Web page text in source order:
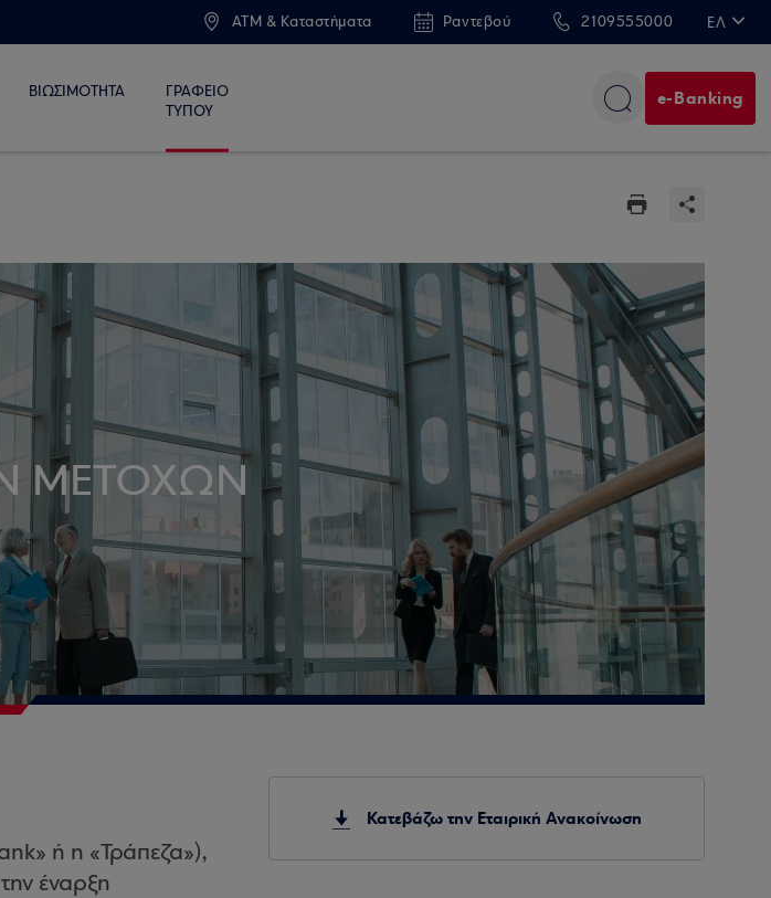
ATM & Καταστήματα Ραντεβού 2109555000 ΕΛ
ΒΙΩΣΙΜΟΤΗΤΑ
ΓΡΑΦΕΙΟ
ΤΥΠΟΥ
e-Banking
ΜΕΤΟΧΩΝ
ή η «Τράπεζα»),
έναρξη
Κατεβάζω την Εταιρική Ανακοίνωση